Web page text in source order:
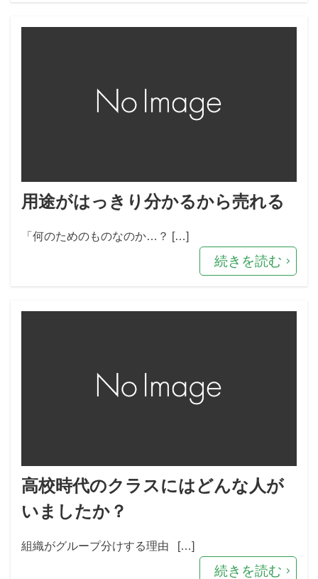
用途がはっきり分かるから売れる
「何のためのものなのか…？ […]
続きを読む
高校時代のクラスにはどんな人が
いましたか？
組織がグループ分けする理由 […]
続きを読む